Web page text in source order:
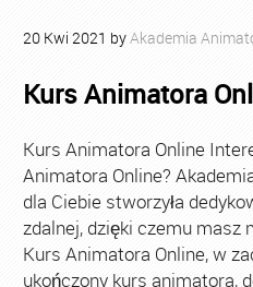
20 Kwi 2021 byAkademia
Kurs Animatora
Kurs Animatora Online
Animatora Online?
dla Ciebie stworzyła
zdalnej, dzięki czemu masz
Kurs Animatora Online, w
ukończony kurs animatora,